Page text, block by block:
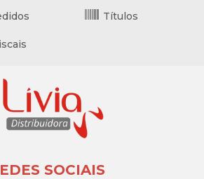
Títulos
SOCIAIS